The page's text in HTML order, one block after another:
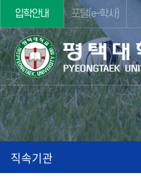
입학안내 포털(e-학사)
직속기관